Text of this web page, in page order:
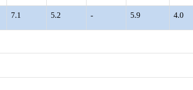
7.1 5.2 - 5.9 4.0